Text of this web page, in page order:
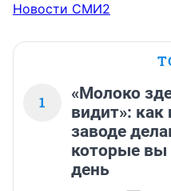
Новости СМИ2
1
«Молоко
видит»:
заводе
которые вы
день